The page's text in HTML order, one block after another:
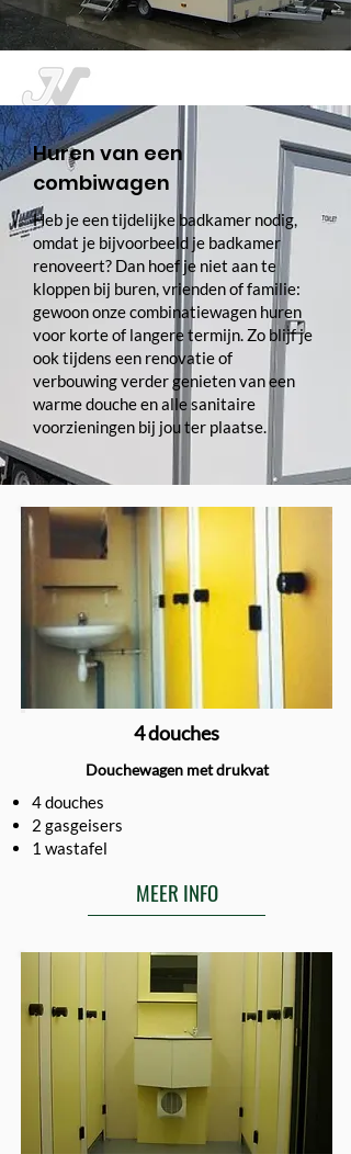
Huren van een
combiwagen
Heb je een tijdelijke badkamer nodig,
omdat je bijvoorbeeld je badkamer
renoveert? Dan hoef je niet aan te
kloppen bij buren, vrienden of familie:
gewoon onze combinatiewagen huren
voor korte of langere termijn. Zo blijf je
ook tijdens een renovatie of
verbouwing verder genieten van een
warme douche en alle sanitaire
voorzieningen bij jou ter plaatse.
4 douches
Douchewagen met drukvat
4 douches
2 gasgeisers
1 wastafel
MEER INFO